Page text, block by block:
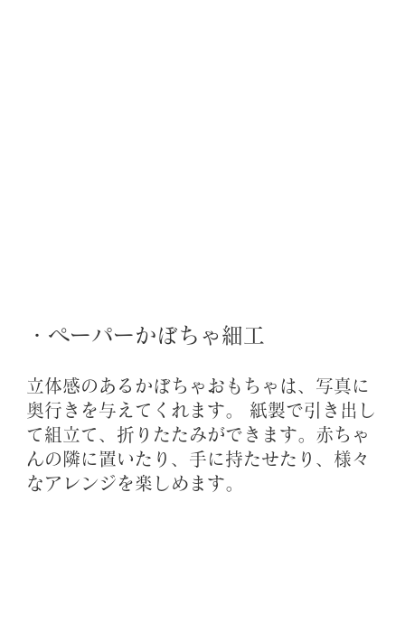
・ペーパーかぼちゃ細工
立体感のあるかぼちゃおもちゃは、写真に
奥行きを与えてくれます。 紙製で引き出し
て組立て、折りたたみができます。赤ちゃ
んの隣に置いたり、手に持たせたり、様々
なアレンジを楽しめます。